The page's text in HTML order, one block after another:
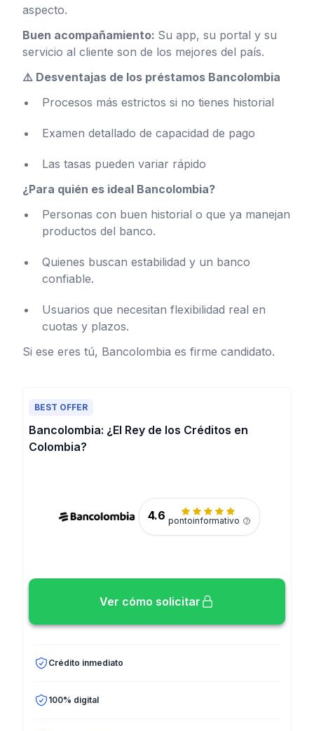
aspecto.
Buen acompañamiento: Su app, su portal y su
servicio al cliente son de los mejores del país.
⚠️ Desventajas de los préstamos Bancolombia
Procesos más estrictos si no tienes historial
Examen detallado de capacidad de pago
Las tasas pueden variar rápido
¿Para quién es ideal Bancolombia?
Personas con buen historial o que ya manejan
productos del banco.
Quienes buscan estabilidad y un banco
confiable.
Usuarios que necesitan flexibilidad real en
cuotas y plazos.
Si ese eres tú, Bancolombia es firme candidato.
BEST OFFER
Bancolombia: ¿El Rey de los Créditos en
Colombia?
4.6 pontoinformativo
Ver cómo solicitar
Crédito inmediato
100% digital